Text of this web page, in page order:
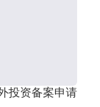
投资备案申请